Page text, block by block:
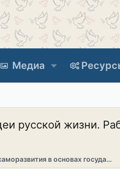
Медиа
русской жизни.
Раздел саморазвития в основах государственности